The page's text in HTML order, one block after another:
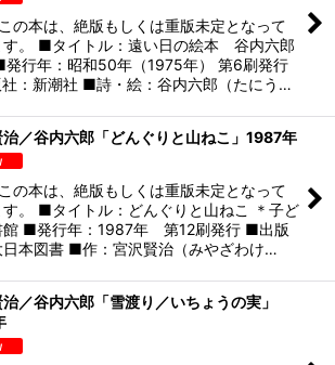
の本は、絶版もしくは重版未定となって
す。 ■タイトル：遠い日の絵本 谷内六郎
行年：昭和50年（1975年） 第6刷発行
：新潮社 ■詩・絵：谷内六郎（たにう…
／谷内六郎「どんぐりと山ねこ」1987年
の本は、絶版もしくは重版未定となって
す。 ■タイトル：どんぐりと山ねこ ＊子ど
館 ■発行年：1987年 第12刷発行 ■出版
日本図書 ■作：宮沢賢治（みやざわけ…
／谷内六郎「雪渡り／いちょうの実」